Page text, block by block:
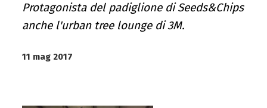
Protagonista del padiglione di Seeds&Chips
anche l'urban tree lounge di 3M.
11 mag 2017